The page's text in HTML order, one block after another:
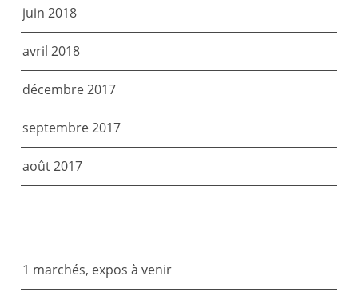
juin 2018
avril 2018
décembre 2017
septembre 2017
août 2017
1 marchés, expos à venir